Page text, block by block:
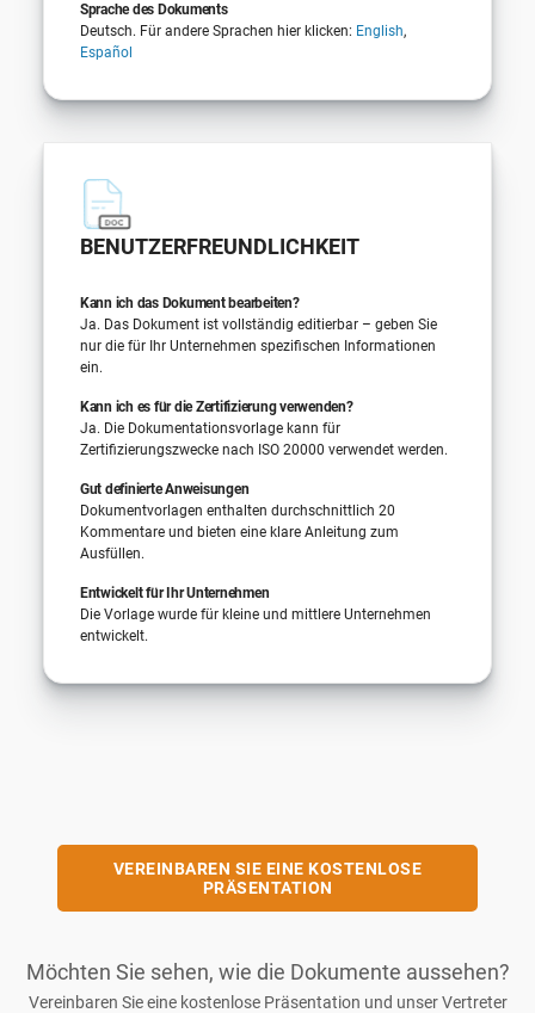
Sprache des Dokuments
Deutsch. Für andere Sprachen hier klicken: English,
Español
BENUTZERFREUNDLICHKEIT
Kann ich das Dokument bearbeiten?
Ja. Das Dokument ist vollständig editierbar – geben Sie
nur die für Ihr Unternehmen spezifischen Informationen
ein.
Kann ich es für die Zertifizierung verwenden?
Ja. Die Dokumentationsvorlage kann für
Zertifizierungszwecke nach ISO 20000 verwendet werden.
Gut definierte Anweisungen
Dokumentvorlagen enthalten durchschnittlich 20
Kommentare und bieten eine klare Anleitung zum
Ausfüllen.
Entwickelt für Ihr Unternehmen
Die Vorlage wurde für kleine und mittlere Unternehmen
entwickelt.
VEREINBAREN SIE EINE KOSTENLOSE
PRÄSENTATION
Möchten Sie sehen, wie die Dokumente aussehen?
Vereinbaren Sie eine kostenlose Präsentation und unser Vertreter